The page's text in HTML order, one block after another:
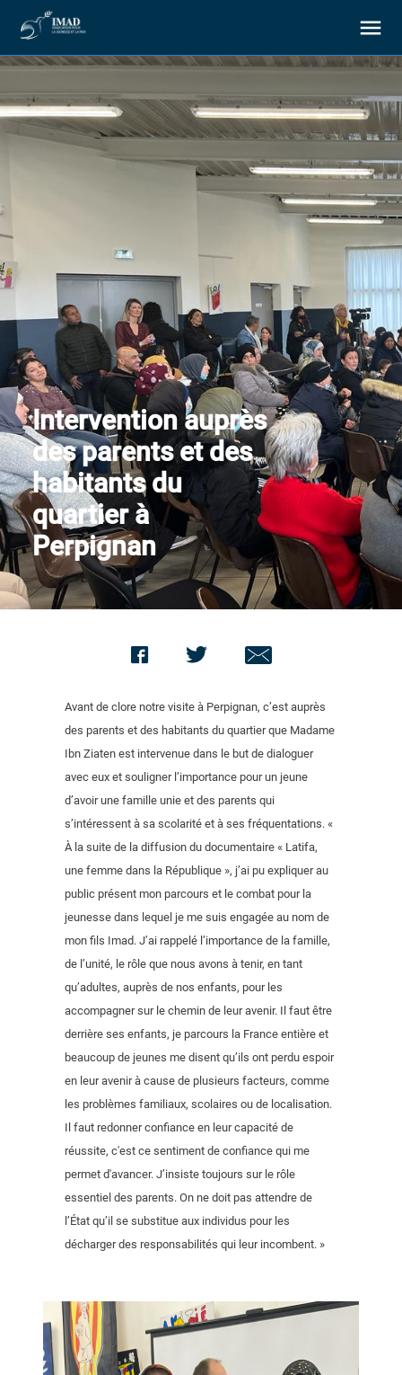
Our actions
Resources
Support us
Contact us
Intervention auprès
des parents et des
habitants du
quartier à
Perpignan
Avant de clore notre visite à Perpignan, c’est auprès
des parents et des habitants du quartier que Madame
Ibn Ziaten est intervenue dans le but de dialoguer
avec eux et souligner l’importance pour un jeune
d’avoir une famille unie et des parents qui
s’intéressent à sa scolarité et à ses fréquentations. «
À la suite de la diffusion du documentaire « Latifa,
une femme dans la République », j’ai pu expliquer au
public présent mon parcours et le combat pour la
jeunesse dans lequel je me suis engagée au nom de
mon fils Imad. J’ai rappelé l’importance de la famille,
de l’unité, le rôle que nous avons à tenir, en tant
qu’adultes, auprès de nos enfants, pour les
accompagner sur le chemin de leur avenir. Il faut être
derrière ses enfants, je parcours la France entière et
beaucoup de jeunes me disent qu’ils ont perdu espoir
en leur avenir à cause de plusieurs facteurs, comme
les problèmes familiaux, scolaires ou de localisation.
Il faut redonner confiance en leur capacité de
réussite, c'est ce sentiment de confiance qui me
permet d'avancer. J’insiste toujours sur le rôle
essentiel des parents. On ne doit pas attendre de
l’État qu’il se substitue aux individus pour les
décharger des responsabilités qui leur incombent. »